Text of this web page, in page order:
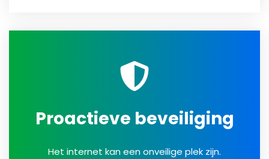
Proactieve beveiliging
Het internet kan een onveilige plek zijn.